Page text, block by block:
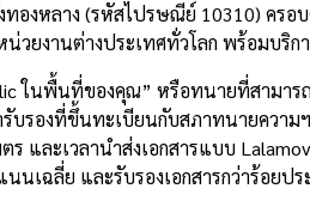
ทองหลาง (รหัสไปรษณีย์ 10310) ค
วยงานต่างประเทศทั่วโลก พร้อมบริ
ในพื้นที่ของคุณ” หรือทนายที่สามา
รองที่ขึ้นทะเบียนกับสภาทนายความ
และเวลานำส่งเอกสารแบบ
นเฉลี่ย และรับรองเอกสารกว่าร้อ